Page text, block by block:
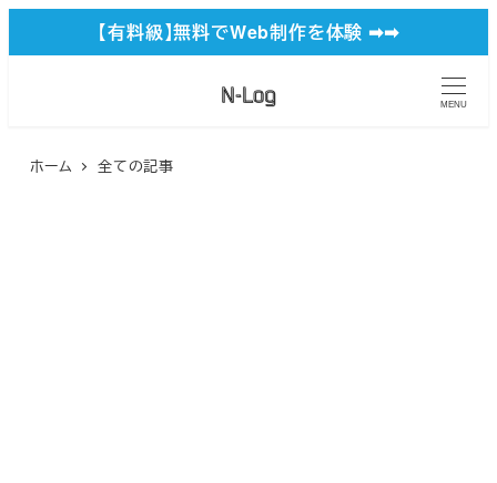
イ
【有料級】無料でWeb制作を体験 ➡︎➡︎
MENU
ホーム 全ての記事